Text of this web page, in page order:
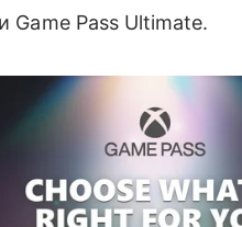
Game Pass Ultimate.